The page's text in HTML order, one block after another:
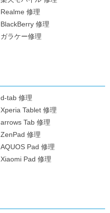
Realme 修理
BlackBerry 修理
ガラケー修理
d-tab 修理
Xperia Tablet 修理
arrows Tab 修理
ZenPad 修理
AQUOS Pad 修理
Xiaomi Pad 修理